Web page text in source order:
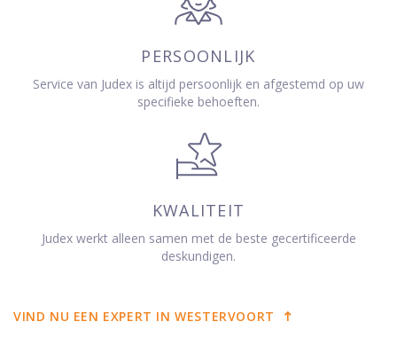
PERSOONLIJK
Service van Judex is altijd persoonlijk en afgestemd op uw
specifieke behoeften.
KWALITEIT
Judex werkt alleen samen met de beste gecertificeerde
deskundigen.
VIND NU EEN EXPERT IN WESTERVOORT